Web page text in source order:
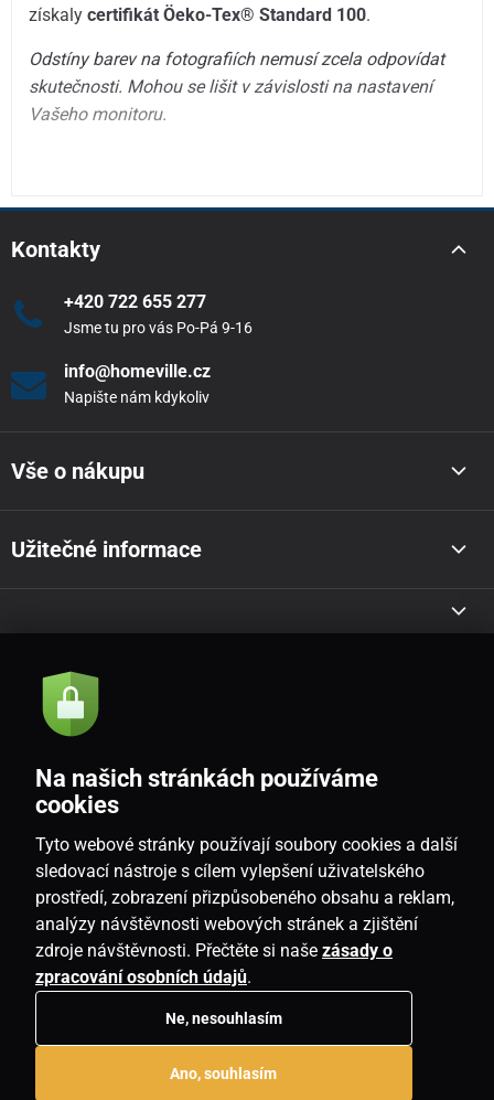
získalycertifikát Öeko-Tex® Standard 100.
Odstíny barev na fotografiích nemusí zcela odpovídat
skutečnosti. Mohou se lišit v závislosti na nastavení
Vašeho monitoru.
Kontakty
+420 722 655 277
Jsme tu pro vás Po-Pá 9-16
info@homeville.cz
Napište nám kdykoliv
Vše o nákupu
Užitečné informace
Akce a novinky e-mailem
Souhlasím sezásadami zpracování osobních údajů
CZ
www.homeville.cz
Na našich stránkách používáme
cookies
Tyto webové stránky používají soubory cookies a další
sledovací nástroje s cílem vylepšení uživatelského
prostředí, zobrazení přizpůsobeného obsahu a reklam,
analýzy návštěvnosti webových stránek a zjištění
zdroje návštěvnosti. Přečtěte si naše zásady o
zpracování osobních údajů.
Ne, nesouhlasím
Ano, souhlasím